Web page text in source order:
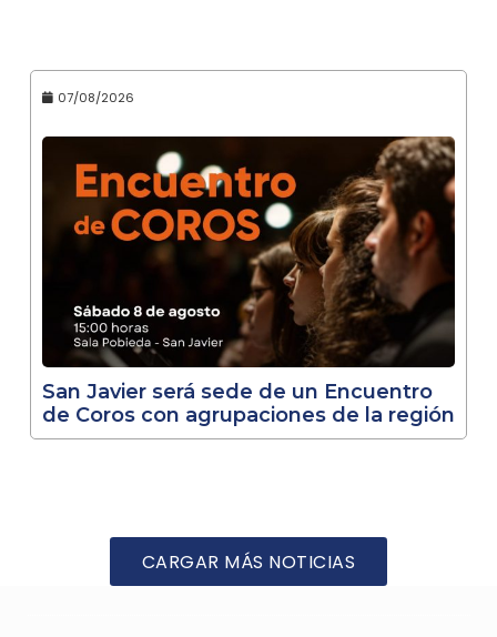
07/08/2026
San Javier será sede de un Encuentro
de Coros con agrupaciones de la región
CARGAR MÁS NOTICIAS